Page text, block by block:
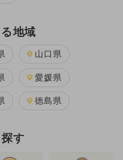
地域
山口県
愛媛県
徳島県
す